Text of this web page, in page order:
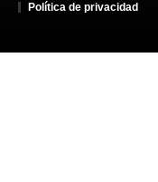
Política de privacidad